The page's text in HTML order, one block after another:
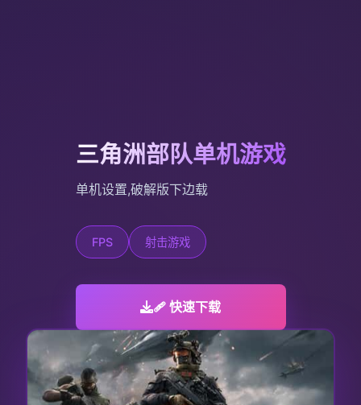
三角洲部队单机游戏
单机设置,破解版下边载
FPS 射击游戏
🩹 快速下载